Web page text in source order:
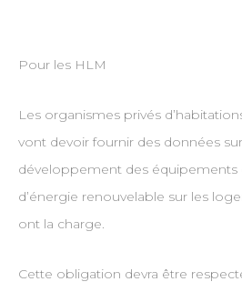
Pour les HLM
Les organismes privés
vont devoir fournir des données
développement des
d’énergie renouvelable sur les
ont la charge.
Cette obligation devra être